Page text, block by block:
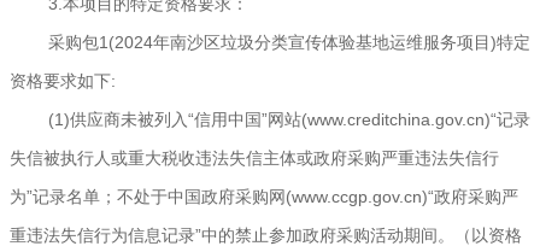
采购包1(2024年南沙区垃圾分类宣传体验基地运维服务项目)特定
资格要求如下:
(1)供应商未被列入“信用中国”网站(www.creditchina.gov.cn)“记录
失信被执行人或重大税收违法失信主体或政府采购严重违法失信行
为”记录名单；不处于中国政府采购网(www.ccgp.gov.cn)“政府采购严
重违法失信行为信息记录”中的禁止参加政府采购活动期间。（以资格